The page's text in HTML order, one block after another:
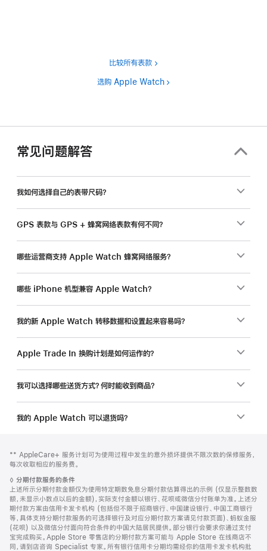
比较所有表款
选购 Apple Watch
常见问题解答
我如何选择自己的表带尺码？
GPS 表款与 GPS + 蜂窝网络表款有何不同？
哪些运营商支持 Apple Watch 蜂窝网络服务？
哪些 iPhone 机型兼容 Apple Watch？
我的新 Apple Watch 转移数据和设置起来容易吗？
Apple Trade In 换购计划是如何运作的？
我可以选择哪些送货方式？何时能收到商品？
我的 Apple Watch 可以退货吗？
页
页
脚
脚
注
** AppleCare+ 服务计划可为使用过程中发生的意外损坏提供不限次数的保修服务，
每次收取相应的服务费。
脚
注
◊ 分期付款服务的条件
上述所示分期付款金额仅为使用特定期数免息分期付款估算得出的示例 (仅显示整数数
额，未显示小数点以后的金额)，实际支付金额以银行、花呗或微信分付账单为准。上述分
期付款方案由信用卡发卡机构 (包括但不限于招商银行、中国建设银行、中国工商银行
等，具体支持分期付款服务的可选择银行及对应分期付款方案请见付款页面)、蚂蚁金服
(花呗) 以及微信分付面向符合条件的中国大陆居民提供。部分银行会要求你通过支付
宝完成购买。Apple Store 零售店的分期付款方案可能与 Apple Store 在线商店不
同，请到店咨询 Specialist 专家。所有银行信用卡分期均需经你的信用卡发卡机构批